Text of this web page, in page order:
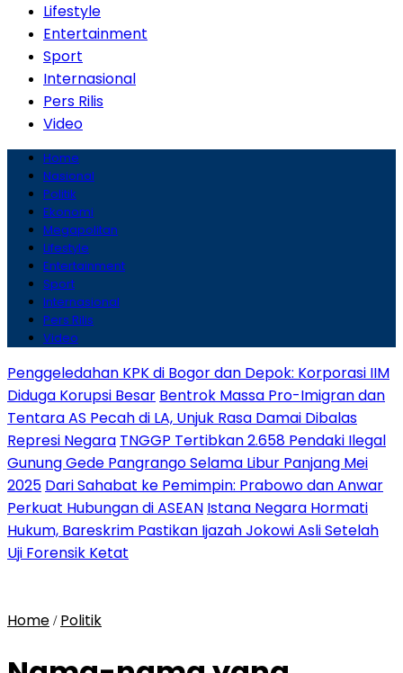
Lifestyle
Entertainment
Sport
Internasional
Pers Rilis
Video
Home
Nasional
Politik
Ekonomi
Megapolitan
Lifestyle
Entertainment
Sport
Internasional
Pers Rilis
Video
Penggeledahan KPK di Bogor dan Depok: Korporasi IIM
Diduga Korupsi Besar Bentrok Massa Pro-Imigran dan
Tentara AS Pecah di LA, Unjuk Rasa Damai Dibalas
Represi Negara TNGGP Tertibkan 2.658 Pendaki Ilegal
Gunung Gede Pangrango Selama Libur Panjang Mei
2025 Dari Sahabat ke Pemimpin: Prabowo dan Anwar
Perkuat Hubungan di ASEAN Istana Negara Hormati
Hukum, Bareskrim Pastikan Ijazah Jokowi Asli Setelah
Uji Forensik Ketat
Home / Politik